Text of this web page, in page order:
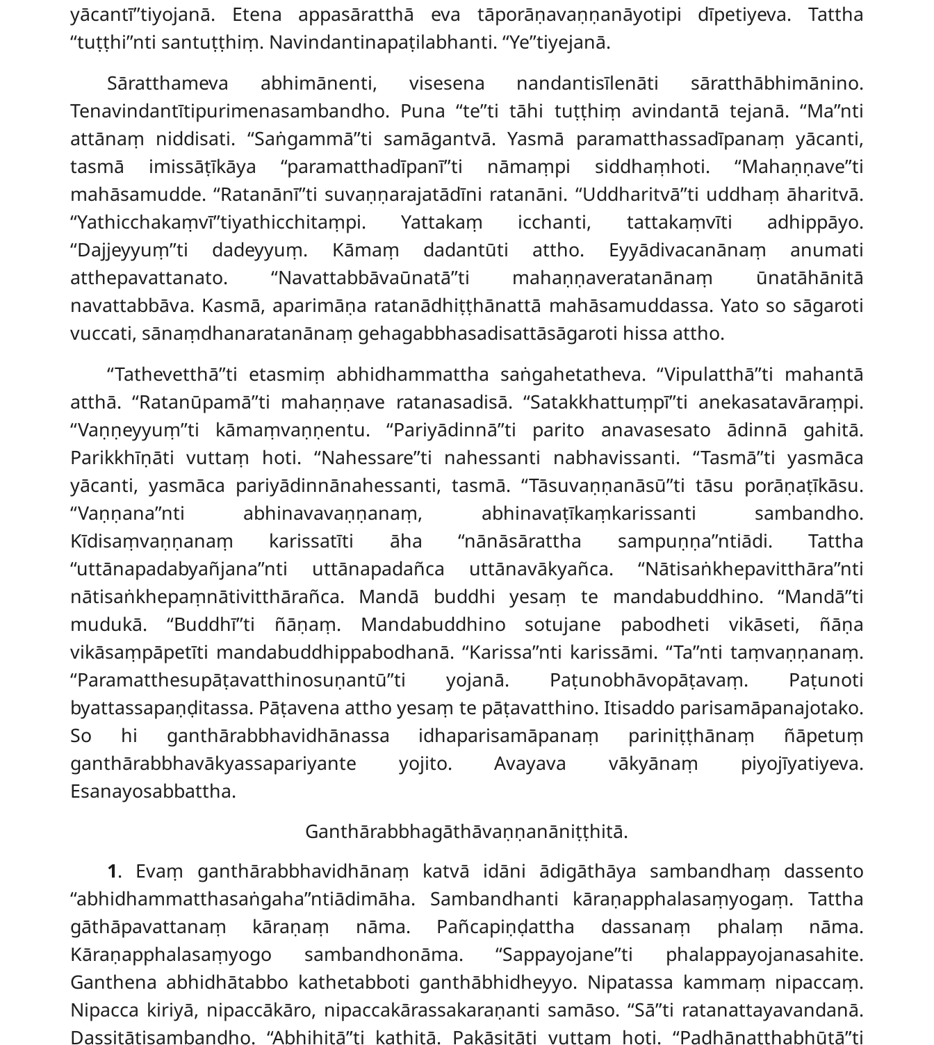
yācantī’’tiyojanā. Etena appasāratthā eva tāporāṇavaṇṇanāyotipi dīpetiyeva. Tattha
‘‘tuṭṭhi’’nti santuṭṭhiṃ. Navindantinapaṭilabhanti. ‘‘Ye’’tiyejanā.
Sāratthameva abhimānenti, visesena nandantisīlenāti sāratthābhimānino.
Tenavindantītipurimenasambandho. Puna ‘‘te’’ti tāhi tuṭṭhiṃ avindantā tejanā. ‘‘Ma’’nti
attānaṃ niddisati. ‘‘Saṅgammā’’ti samāgantvā. Yasmā paramatthassadīpanaṃ yācanti,
tasmā imissāṭīkāya ‘‘paramatthadīpanī’’ti nāmaṃpi siddhaṃhoti. ‘‘Mahaṇṇave’’ti
mahāsamudde. ‘‘Ratanānī’’ti suvaṇṇarajatādīni ratanāni. ‘‘Uddharitvā’’ti uddhaṃ āharitvā.
‘‘Yathicchakaṃvī’’tiyathicchitaṃpi. Yattakaṃ icchanti, tattakaṃvīti adhippāyo.
‘‘Dajjeyyuṃ’’ti dadeyyuṃ. Kāmaṃ dadantūti attho. Eyyādivacanānaṃ anumati
atthepavattanato. ‘‘Navattabbāvaūnatā’’ti mahaṇṇaveratanānaṃ ūnatāhānitā
navattabbāva. Kasmā, aparimāṇa ratanādhiṭṭhānattā mahāsamuddassa. Yato so sāgaroti
vuccati, sānaṃdhanaratanānaṃ gehagabbhasadisattāsāgaroti hissa attho.
‘‘Tathevetthā’’ti etasmiṃ abhidhammattha saṅgahetatheva. ‘‘Vipulatthā’’ti mahantā
atthā. ‘‘Ratanūpamā’’ti mahaṇṇave ratanasadisā. ‘‘Satakkhattuṃpī’’ti anekasatavāraṃpi.
‘‘Vaṇṇeyyuṃ’’ti kāmaṃvaṇṇentu. ‘‘Pariyādinnā’’ti parito anavasesato ādinnā gahitā.
Parikkhīṇāti vuttaṃ hoti. ‘‘Nahessare’’ti nahessanti nabhavissanti. ‘‘Tasmā’’ti yasmāca
yācanti, yasmāca pariyādinnānahessanti, tasmā. ‘‘Tāsuvaṇṇanāsū’’ti tāsu porāṇaṭīkāsu.
‘‘Vaṇṇana’’nti abhinavavaṇṇanaṃ, abhinavaṭīkaṃkarissanti sambandho.
Kīdisaṃvaṇṇanaṃ karissatīti āha ‘‘nānāsārattha sampuṇṇa’’ntiādi. Tattha
‘‘uttānapadabyañjana’’nti uttānapadañca uttānavākyañca. ‘‘Nātisaṅkhepavitthāra’’nti
nātisaṅkhepaṃnātivitthārañca. Mandā buddhi yesaṃ te mandabuddhino. ‘‘Mandā’’ti
mudukā. ‘‘Buddhī’’ti ñāṇaṃ. Mandabuddhino sotujane pabodheti vikāseti, ñāṇa
vikāsaṃpāpetīti mandabuddhippabodhanā. ‘‘Karissa’’nti karissāmi. ‘‘Ta’’nti taṃvaṇṇanaṃ.
‘‘Paramatthesupāṭavatthinosuṇantū’’ti yojanā. Paṭunobhāvopāṭavaṃ. Paṭunoti
byattassapaṇḍitassa. Pāṭavena attho yesaṃ te pāṭavatthino. Itisaddo parisamāpanajotako.
So hi ganthārabbhavidhānassa idhaparisamāpanaṃ pariniṭṭhānaṃ ñāpetuṃ
ganthārabbhavākyassapariyante yojito. Avayava vākyānaṃ piyojīyatiyeva.
Esanayosabbattha.
Ganthārabbhagāthāvaṇṇanāniṭṭhitā.
1. Evaṃ ganthārabbhavidhānaṃ katvā idāni ādigāthāya sambandhaṃ dassento
‘‘abhidhammatthasaṅgaha’’ntiādimāha. Sambandhanti kāraṇapphalasaṃyogaṃ. Tattha
gāthāpavattanaṃ kāraṇaṃ nāma. Pañcapiṇḍattha dassanaṃ phalaṃ nāma.
Kāraṇapphalasaṃyogo sambandhonāma. ‘‘Sappayojane’’ti phalappayojanasahite.
Ganthena abhidhātabbo kathetabboti ganthābhidheyyo. Nipatassa kammaṃ nipaccaṃ.
Nipacca kiriyā, nipaccākāro, nipaccakārassakaraṇanti samāso. ‘‘Sā’’ti ratanattayavandanā.
Dassitātisambandho. ‘‘Abhihitā’’ti kathitā. Pakāsitāti vuttaṃ hoti. ‘‘Padhānatthabhūtā’’ti